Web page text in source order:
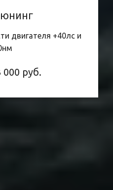
000 руб.
двигателя +40лс и